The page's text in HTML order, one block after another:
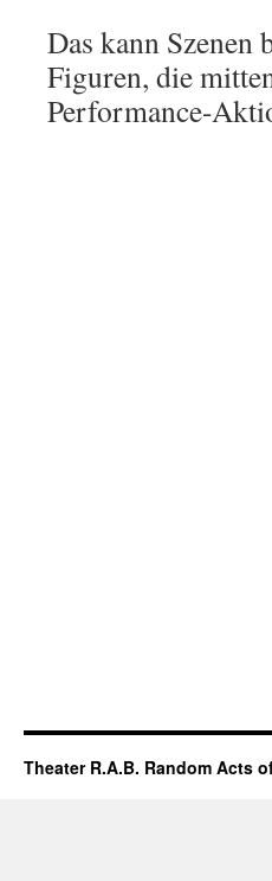
Das kann
Figuren, die
Performance-
Theater R.A.B. Random Acts